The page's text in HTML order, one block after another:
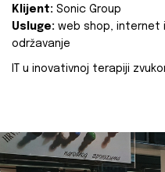
Klijent: Sonic Group
Usluge: web shop, internet
održavanje
IT u inovativnoj terapiji